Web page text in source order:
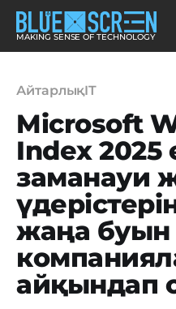
MAKING SENSE OF TECHNOLOGY
АйтарлықIT
Microsoft
Index 2025
заманауи
жаңа буын
айқындап